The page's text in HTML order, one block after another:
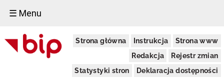
☰ Menu
Strona główna Instrukcja
Strona www
Redakcja
Rejestr zmian
Statystyki stron
Deklaracja dostępności
Dostępność
Deklaracja
dostępności